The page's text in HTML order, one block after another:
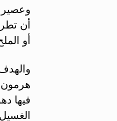
وعصير
أن
أو
هرمون
فيها